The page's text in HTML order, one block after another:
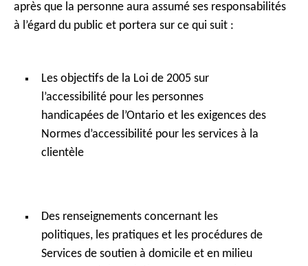
après que la personne aura assumé ses responsabilités
à l’égard du public et portera sur ce qui suit :
Les objectifs de la Loi de 2005 sur
l’accessibilité pour les personnes
handicapées de l’Ontario et les exigences des
Normes d’accessibilité pour les services à la
clientèle
Des renseignements concernant les
politiques, les pratiques et les procédures de
Services de soutien à domicile et en milieu